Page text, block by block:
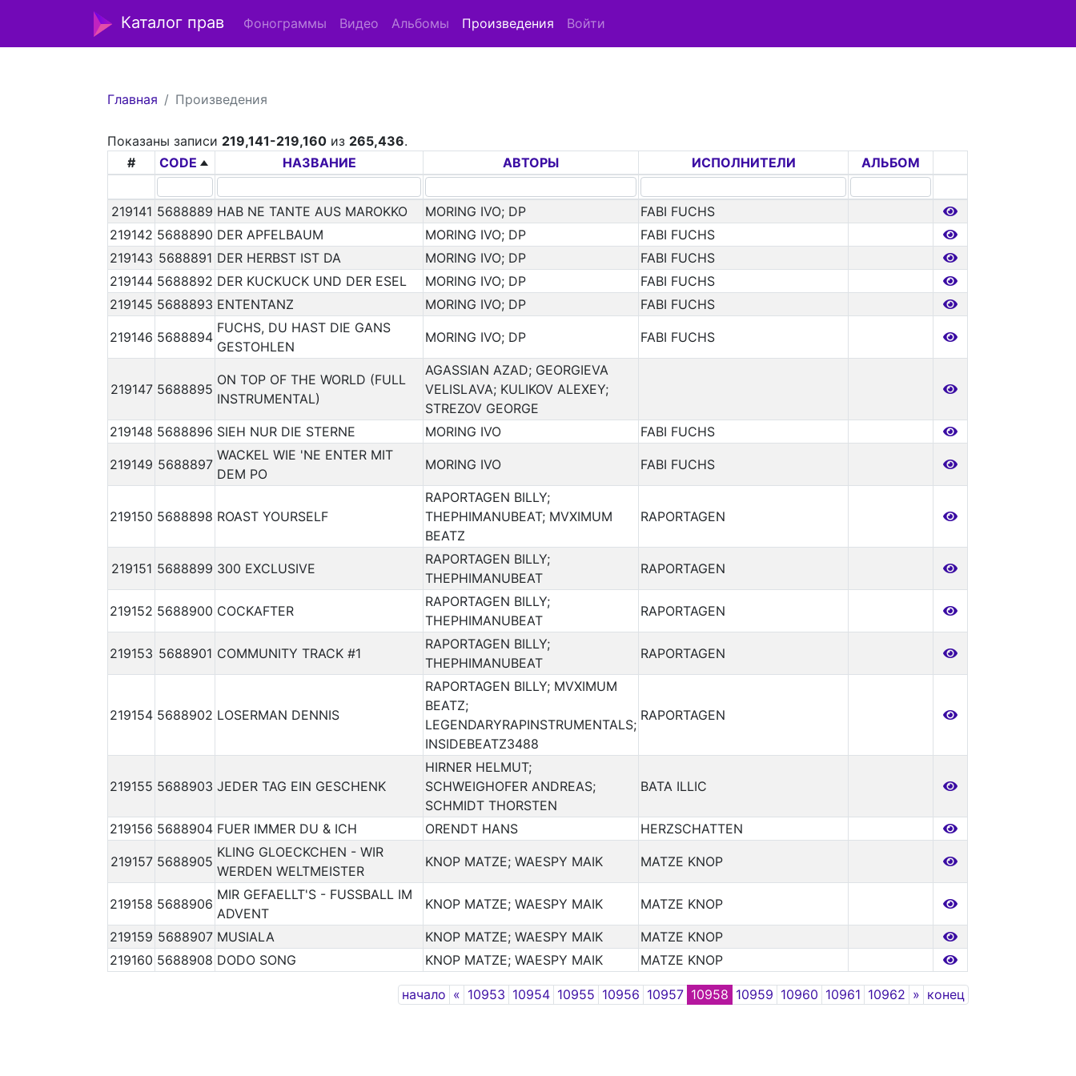
Каталог прав Фонограммы Видео Альбомы Произведения Войти
Главная Произведения
Показаны записи 219,141-219,160 из 265,436.
#
CODE НАЗВАНИЕ АВТОРЫ ИСПОЛНИТЕЛИ АЛЬБОМ
219141 5688889 HAB NE TANTE AUS MAROKKO MORING IVO; DP
FABI FUCHS
219142 5688890 DER APFELBAUM MORING IVO; DP
FABI FUCHS
219143 5688891 DER HERBST IST DA MORING IVO; DP
FABI FUCHS
219144 5688892 DER KUCKUCK UND DER ESEL MORING IVO; DP
FABI FUCHS
219145 5688893 ENTENTANZ MORING IVO; DP FABI FUCHS
219146 5688894
FUCHS, DU HAST DIE GANS
GESTOHLEN
MORING IVO; DP FABI FUCHS
219147 5688895
ON TOP OF THE WORLD (FULL
INSTRUMENTAL)
AGASSIAN AZAD; GEORGIEVA
VELISLAVA; KULIKOV ALEXEY;
STREZOV GEORGE
219148 5688896 SIEH NUR DIE STERNE MORING IVO FABI FUCHS
219149 5688897
WACKEL WIE 'NE ENTER MIT
DEM PO
MORING IVO FABI FUCHS
219150 5688898 ROAST YOURSELF
RAPORTAGEN BILLY;
THEPHIMANUBEAT; MVXIMUM
BEATZ
RAPORTAGEN
219151 5688899 300 EXCLUSIVE
RAPORTAGEN BILLY;
THEPHIMANUBEAT
RAPORTAGEN
219152 5688900 COCKAFTER
RAPORTAGEN BILLY;
THEPHIMANUBEAT
RAPORTAGEN
219153 5688901 COMMUNITY TRACK #1
RAPORTAGEN BILLY;
THEPHIMANUBEAT
RAPORTAGEN
219154 5688902 LOSERMAN DENNIS
RAPORTAGEN BILLY; MVXIMUM
BEATZ;
LEGENDARYRAPINSTRUMENTALS;
INSIDEBEATZ3488
RAPORTAGEN
219155 5688903 JEDER TAG EIN GESCHENK
HIRNER HELMUT;
SCHWEIGHOFER ANDREAS;
SCHMIDT THORSTEN
BATA ILLIC
219156 5688904 FUER IMMER DU & ICH ORENDT HANS HERZSCHATTEN
219157 5688905
KLING GLOECKCHEN - WIR
WERDEN WELTMEISTER
KNOP MATZE; WAESPY MAIK MATZE KNOP
219158 5688906
MIR GEFAELLT'S - FUSSBALL IM
ADVENT
KNOP MATZE; WAESPY MAIK MATZE KNOP
219159 5688907 MUSIALA KNOP MATZE; WAESPY MAIK
MATZE KNOP
219160 5688908 DODO SONG KNOP MATZE; WAESPY MAIK MATZE KNOP
начало «Previous
10953 10954 10955 10956 10957 10958 10959 10960 10961 10962 »Next
конец